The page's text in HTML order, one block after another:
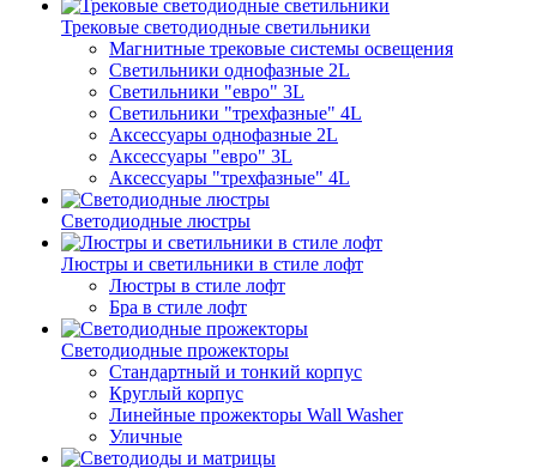
Трековые светодиодные светильники
Магнитные трековые системы освещения
Светильники однофазные 2L
Светильники "евро" 3L
Светильники "трехфазные" 4L
Аксессуары однофазные 2L
Аксессуары "евро" 3L
Аксессуары "трехфазные" 4L
Светодиодные люстры
Люстры и светильники в стиле лофт
Люстры в стиле лофт
Бра в стиле лофт
Светодиодные прожекторы
Стандартный и тонкий корпус
Круглый корпус
Линейные прожекторы Wall Washer
Уличные